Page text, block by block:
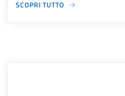
SCOPRI TUTTO